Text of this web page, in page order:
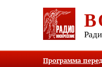
Программа